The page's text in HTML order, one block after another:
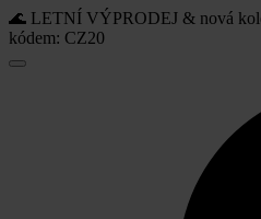
🌊 LETNÍ VÝPRODEJ & nová
kódem: CZ20